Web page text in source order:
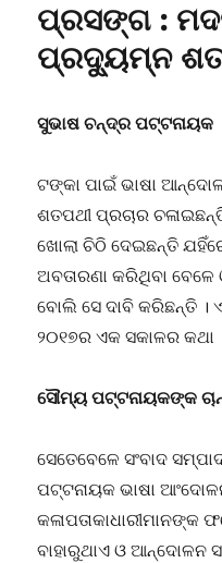
ପ୍ରସଙ୍ଗ :
ପ୍ରଦ୍ୟୁମ୍ନ
ସୁଭାଷ ଚନ୍ଦ୍ର ପଟ୍ଟନାୟକ
ଟଙ୍କା ପାଇଁ ଭାଷା
ଶତପଥୀ ପ୍ରଚାର
ଖୋଲା ଚିଠି ଦେଇଛନ୍ତି
ଅବତାରଣା କରିଥିବା
ବୋଲି ସେ ଦାବି କରିଛନ୍ତି ।
୨୦୧୭ର ଏକ ସକାଳର କଥା
ସୌମ୍ୟ ପଟ୍ଟନାୟକଙ୍କ
ସେତେବେଳେ ସଂବାଦ
ପଟ୍ଟନାୟକ ଭାଷା
ବାହାରୁଥାଏ ଓ ଆନ୍ଦୋଳନ